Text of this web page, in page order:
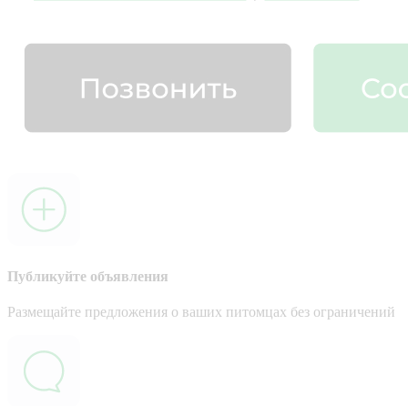
Публикуйте объявления
Размещайте предложения о ваших питомцах без ограничений